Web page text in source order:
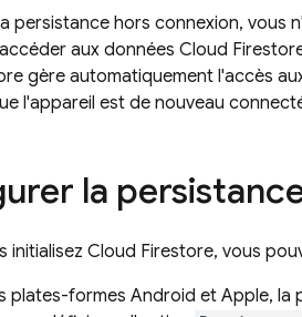
la persistance hors connexion,
accéder aux données Cloud
gère automatiquement l'accès
l'appareil est de nouveau
la
initialisez Cloud Firestore, vous
plates-formes Android et Apple,